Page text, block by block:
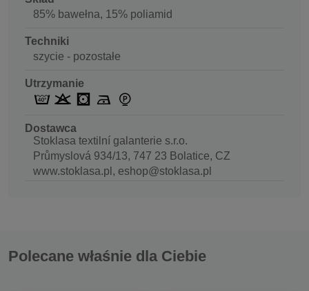
85% bawełna, 15% poliamid
Techniki
szycie - pozostałe
Utrzymanie
Dostawca
Stoklasa textilní galanterie s.r.o.
Průmyslová 934/13, 747 23 Bolatice, CZ
www.stoklasa.pl, eshop@stoklasa.pl
Polecane właśnie dla Ciebie